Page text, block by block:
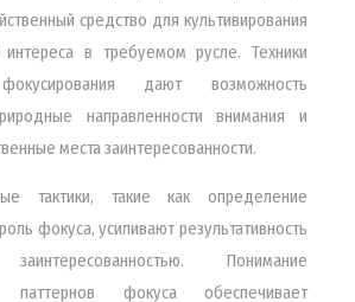
средство для культивирования
интереса в требуемом русле. Техники
дают возможность
направленности внимания и
места заинтересованности.
тактики, такие как определение
фокуса, усиливают результативность
заинтересованностью. Понимание
паттернов фокуса обеспечивает